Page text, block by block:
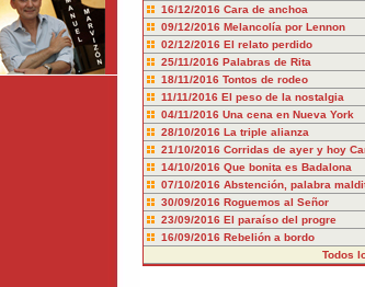
16/12/2016 Cara de anchoa
09/12/2016 Melancolía por Lennon
02/12/2016 El relato perdido
25/11/2016 Palabras de Rita
18/11/2016 Tontos de rodeo
11/11/2016 El peso de la nostalgia
04/11/2016 Una cena en Nueva York
28/10/2016 La triple alianza
21/10/2016 Corridas de ayer y hoy
14/10/2016 Que bonita es Badalona
07/10/2016 Abstención, palabra
30/09/2016 Roguemos al Señor
23/09/2016 El paraíso del progre
16/09/2016 Rebelión a bordo
Todos